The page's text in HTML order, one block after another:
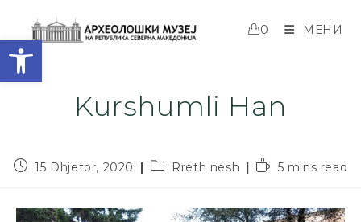
Open toolbar
0 МЕНИ
Kurshumli Han
15 Dhjetor, 2020 Rreth nesh 5 mins read